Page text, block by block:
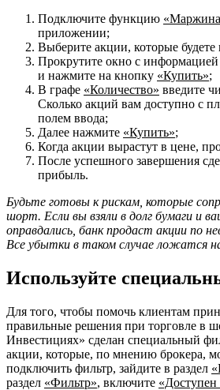
Подключите функцию
приложении;
Выберите акции, которые будете
Прокрутите окно с
и нажмите на кнопку «Купить»;
В графе «Количество» введите
Сколько акций вам доступно с
полем ввода;
Далее нажмите «Купить»;
Когда акции вырастут в цене,
После успешного завершения
прибыль.
Будьте готовы к рискам, которые
шорт. Если вы взяли в долг бумаги и
оправдались, банк продаст акции по
Все убытки в таком случае ложатся
Используйте
Для того, чтобы помочь клиентам
правильные решения при торговле в
Инвестициях» сделан специальный
акции, которые, по мнению брокера,
подключить фильтр, зайдите в раздел
раздел «Фильтр», включите